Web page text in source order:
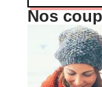
Nos